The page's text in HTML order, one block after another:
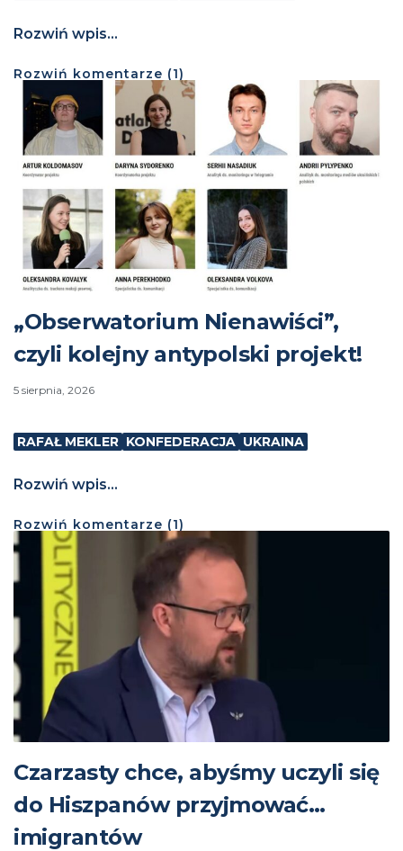
Rozwiń wpis...
Rozwiń komentarze (1)
„Obserwatorium Nienawiści”,
czyli kolejny antypolski projekt!
5 sierpnia, 2026
RAFAŁ MEKLER KONFEDERACJA UKRAINA
Rozwiń wpis...
Rozwiń komentarze (1)
Czarzasty chce, abyśmy uczyli się
do Hiszpanów przyjmować…
imigrantów